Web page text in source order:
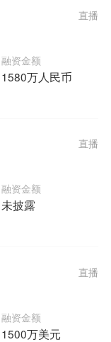
融资金额
1580万人民币
直播
融资金额
未披露
直播
融资金额
1500万美元
直播